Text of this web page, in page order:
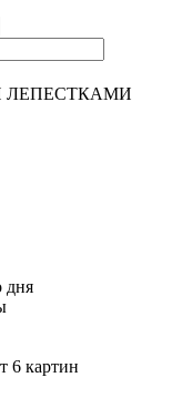
ЛЕПЕСТКАМИ
дня
6 картин